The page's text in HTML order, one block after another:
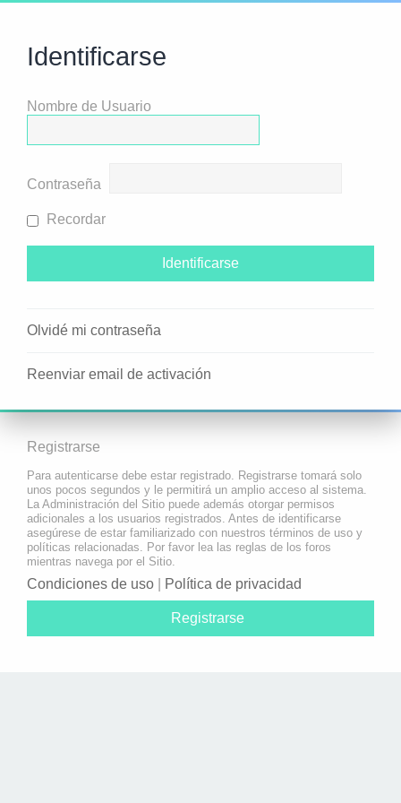
Identificarse
Nombre de Usuario
Contraseña
Recordar
Olvidé mi contraseña
Reenviar email de activación
Registrarse
Para autenticarse debe estar registrado. Registrarse tomará solo
unos pocos segundos y le permitirá un amplio acceso al sistema.
La Administración del Sitio puede además otorgar permisos
adicionales a los usuarios registrados. Antes de identificarse
asegúrese de estar familiarizado con nuestros términos de uso y
políticas relacionadas. Por favor lea las reglas de los foros
mientras navega por el Sitio.
Condiciones de uso Política de privacidad
Registrarse